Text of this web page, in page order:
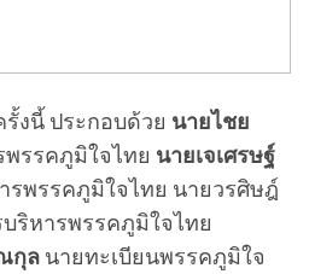
งนี้ ประกอบด้วย นายไชย
พรรคภูมิใจไทย นายเจเศรษฐ์
รพรรคภูมิใจไทย นายวรศิษฎ์
ริหารพรรคภูมิใจไทย
กุล นายทะเบียนพรรคภูมิใจ